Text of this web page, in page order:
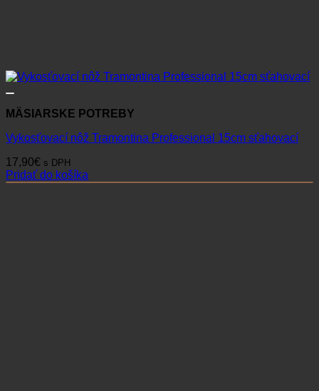
MÄSIARSKE POTREBY
Vykosťovací nôž Tramontina Professional 15cm sťahovací
17,90€ s DPH
Pridať do košíka